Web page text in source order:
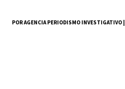
POR AGENCIA PERIODISMO INVESTIGATIVO |